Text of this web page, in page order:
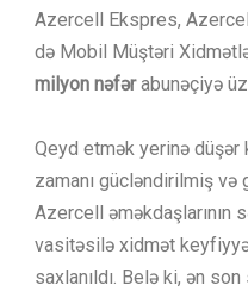
Azercell Ekspres,
də Mobil Müştəri
milyon nəfərabunəçiyə
Qeyd etmək yerinə düşər
zamanı gücləndirilmiş və
Azercell əməkdaşlarının
vasitəsilə xidmət
saxlanıldı. Belə ki, ən